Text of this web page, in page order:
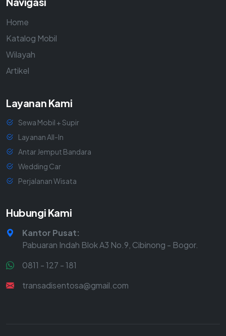
Home
Katalog Mobil
Wilayah
Artikel
Layanan Kami
Sewa Mobil + Supir
Layanan All-In
Antar Jemput Bandara
Wedding Car
Perjalanan Wisata
Hubungi Kami
Kantor Pusat:
Pabuaran Indah Blok A3 No.9, Cibinong - Bogor.
0811 - 127 - 181
transadisentosa@gmail.com